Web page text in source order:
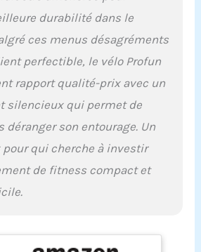
pensé à vous ! VELO
PRATIQUE : Le vélo
d'appartement CV-315
réglable avec un dossier
amovible, un repose
ans pour le châssis et 2
ans pour les pièces.
durabilité dans le
ces menus désagréments
perfectible, le vélo Profun
rapport qualité-prix avec un
silencieux qui permet de
déranger son entourage. Un
qui cherche à investir
de fitness compact et